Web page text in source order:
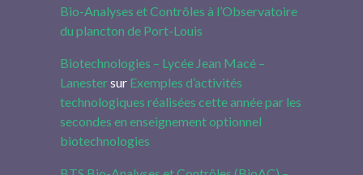
Bio-Analyses et Contrôles à l’Observatoire
du plancton de Port-Louis
Biotechnologies – Lycée Jean Macé –
Lanestersur Exemples d’activités
technologiques réalisées cette année par les
secondes en enseignement optionnel
biotechnologies